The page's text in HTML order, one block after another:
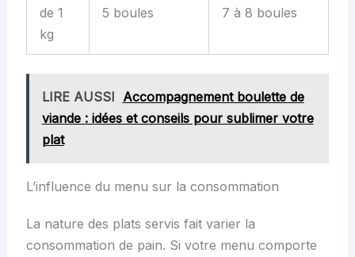
de 1
kg
5 boules 7 à 8 boules
LIRE AUSSI Accompagnement boulette de
viande : idées et conseils pour sublimer votre
plat
L’influence du menu sur la consommation
La nature des plats servis fait varier la
consommation de pain. Si votre menu comporte